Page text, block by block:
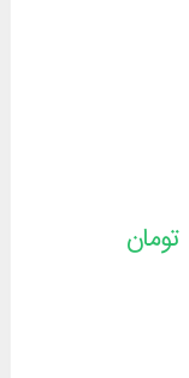
تومان